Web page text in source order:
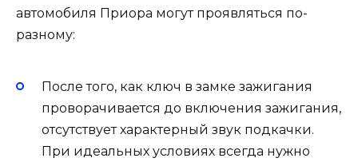
автомобиля Приора могут проявляться по-
разному:
После того, как ключ в замке зажигания
проворачивается до включения зажигания,
отсутствует характерный звук подкачки.
При идеальных условиях всегда нужно